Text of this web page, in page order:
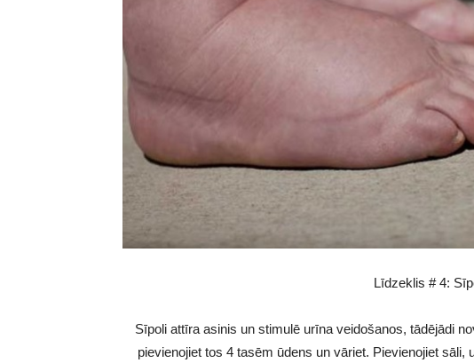
Līdzeklis # 4:
Sīpoli attīra asinis un stimulē urīna veidošanos, tādējādi
pievienojiet tos 4 tasēm ūdens un vāriet. Pievienojiet